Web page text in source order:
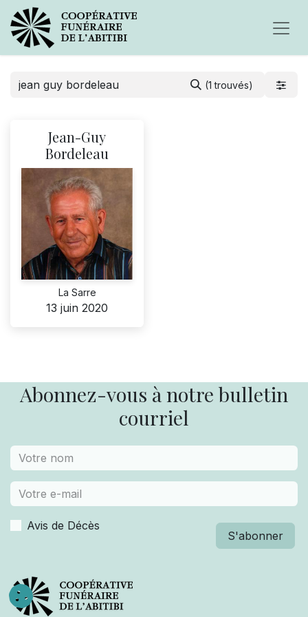
(1 trouvés)
Jean-Guy
Bordeleau
La Sarre
13 juin 2020
Abonnez-vous à notre bulletin
courriel
Avis de Décès
S'abonner